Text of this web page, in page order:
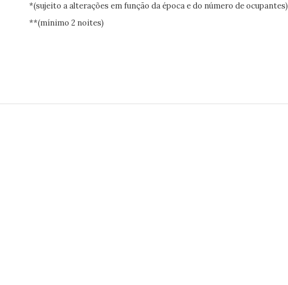
*(sujeito a alterações em função da época e do número de ocupantes)
**(mínimo 2 noites)